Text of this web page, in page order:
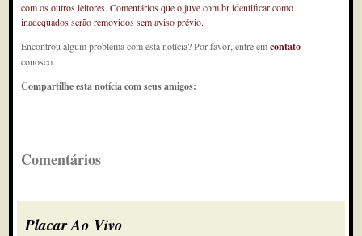
com os outros leitores. Comentários que o juve.com.br identificar como
inadequados serão removidos sem aviso prévio.
Encontrou algum problema com esta notícia? Por favor, entre emcontato
conosco.
Compartilhe esta notícia com seus amigos:
Comentários
Placar Ao Vivo